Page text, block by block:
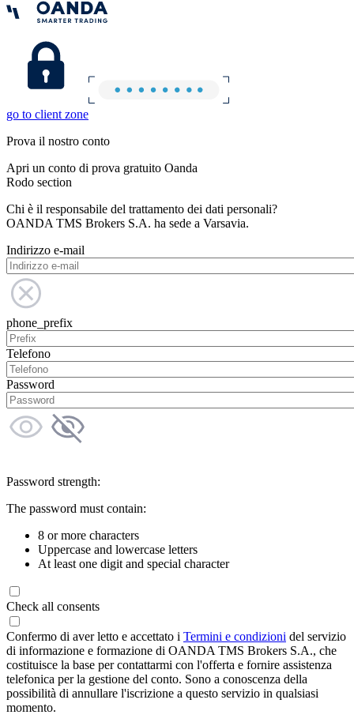
go to client zone
Prova il nostro conto
Apri un conto di prova gratuito Oanda
Rodo section
Chi è il responsabile del trattamento dei dati personali?
OANDA TMS Brokers S.A. ha sede a Varsavia.
Indirizzo e-mail
phone_prefix
Telefono
Password
Password strength:
The password must contain:
8 or more characters
Uppercase and lowercase letters
At least one digit and special character
Check all consents
Confermo di aver letto e accettato i Termini e condizioni del servizio
di informazione e formazione di OANDA TMS Brokers S.A., che
costituisce la base per contattarmi con l'offerta e fornire assistenza
telefonica per la gestione del conto. Sono a conoscenza della
possibilità di annullare l'iscrizione a questo servizio in qualsiasi
momento.